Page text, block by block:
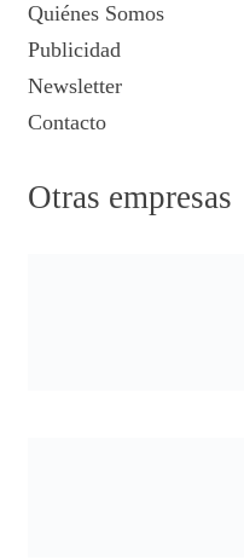
Quiénes Somos
Publicidad
Newsletter
Contacto
Otras empresas